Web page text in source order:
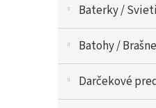
Baterky /
Batohy / Brašne
Darčekové